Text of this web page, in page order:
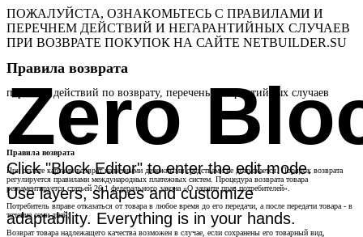
Zero
Click "Block Editor" to enter the edit mode.
Use layers, shapes and customize
adaptability. Everything is in your hands.
ПОЖАЛУЙСТА, ОЗНАКОМЬТЕСЬ С ПРАВИЛАМИ И
ПЕРЕЧНЕМ ДЕЙСТВИЙ И НЕГАРАНТИЙНЫХ СЛУЧАЕВ
ПРИ ВОЗВРАТЕ ПОКУПОК НА САЙТЕ NETBUILDER.SU
Правила возврата
перечень действий по возврату, перечень негарантийных случаев
Правила возврата
При оплате картами возврат наличными денежными средствами не допускается. Порядок возврата
регулируется правилами международных платежных систем. Процедура возврата товара
регламентируется статьей 26.1 федерального закона «О защите прав потребителей».
Потребитель вправе отказаться от товара в любое время до его передачи, а после передачи товара - в
течение семи дней;
Возврат товара надлежащего качества возможен в случае, если сохранены его товарный вид,